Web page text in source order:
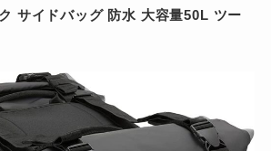
サイドバッグ 防水 大容量50L ツー